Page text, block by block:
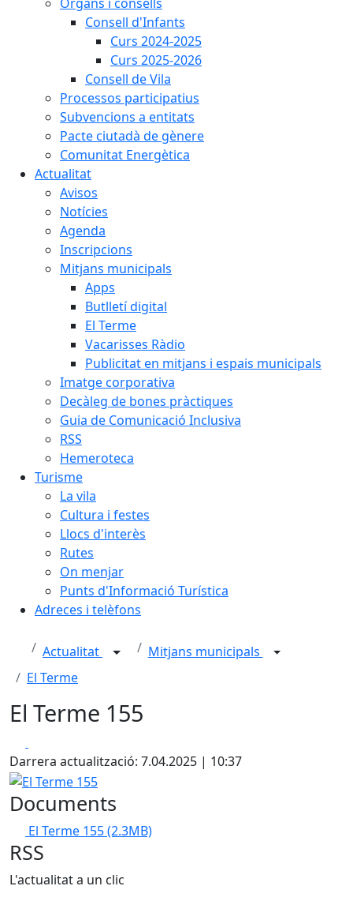
Consell d'Infants
Curs 2024-2025
Curs 2025-2026
Consell de Vila
Processos participatius
Subvencions a entitats
Pacte ciutadà de gènere
Comunitat Energètica
Actualitat
Avisos
Notícies
Agenda
Inscripcions
Mitjans municipals
Apps
Butlletí digital
El Terme
Vacarisses Ràdio
Publicitat en mitjans i espais municipals
Imatge corporativa
Decàleg de bones pràctiques
Guia de Comunicació Inclusiva
RSS
Hemeroteca
Turisme
La vila
Cultura i festes
Llocs d'interès
Rutes
On menjar
Punts d'Informació Turística
Adreces i telèfons
Actualitat
Mitjans municipals
El Terme
El Terme 155
Darrera actualització: 7.04.2025 | 10:37
El Terme 155
Documents
El Terme 155(2.3MB)
RSS
L'actualitat a un clic